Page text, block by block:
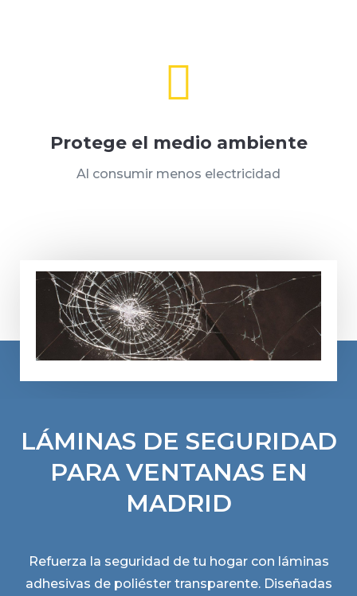

Protege el medio ambiente
Al consumir menos electricidad
LÁMINAS DE SEGURIDAD
PARA VENTANAS EN
MADRID
Refuerza la seguridad de tu hogar con láminas
adhesivas de poliéster transparente. Diseñadas